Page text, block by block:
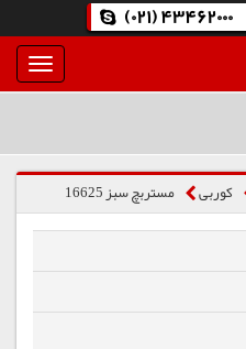
(021) 43462000
بار
و
كوربی مستربچ سبز 16625